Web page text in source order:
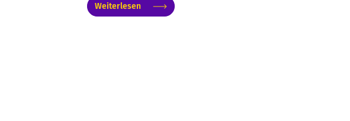
Weiterlesen